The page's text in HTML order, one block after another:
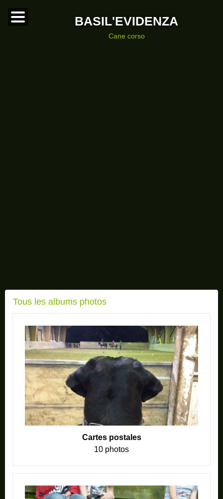
BASIL'EVIDENZA
cane corso
Tous les albums photos
Cartes postales
10 photos